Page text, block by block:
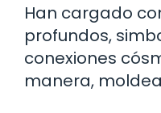
Han cargado
profundos,
conexiones
manera,